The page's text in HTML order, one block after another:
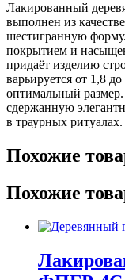
Лакированный
выполнен из
шестигранную
покрытием и
придаёт изделию
варьируется от 1,8
оптимальный размер.
сдержанную
в траурных ритуалах.
Похожие
Похожие